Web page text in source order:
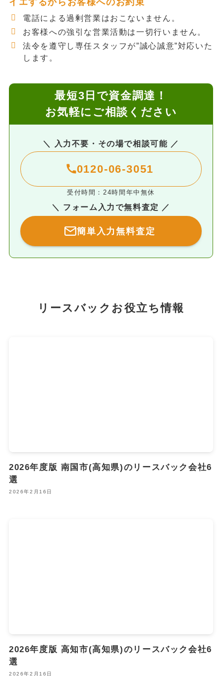
電話による過剰営業はおこないません。
お客様への強引な営業活動は一切行いません。
法令を遵守し専任スタッフが”誠心誠意”対応いた
します。
最短3日で資金調達！
お気軽にご相談ください
＼ 入力不要・その場で相談可能 ／
0120-06-3051
受付時間：24時間年中無休
＼ フォーム入力で無料査定 ／
簡単入力無料査定
リースバックお役立ち情報
2026年度版 南国市(高知県)のリースバック会社6
選
2026年2月16日
2026年度版 高知市(高知県)のリースバック会社6
選
2026年2月16日